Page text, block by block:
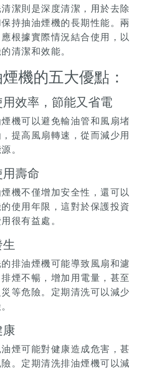
潔則是深度清潔，用於去除
持抽油煙機的長期性能。兩
根據實際情況結合使用，以
清潔和效能。
機的五大優點：
效率，節能又省電
機可以避免輸油管和風扇堵
提高風扇轉速，從而減少用
。
壽命
機不僅增加安全性，還可以
使用年限，這對於保護投資
很有益處。
排油煙機可能導致風扇和濾
煙不暢，增加用電量，甚至
等危險。定期清洗可以減少
康
煙可能對健康造成危害，甚
。定期清洗排油煙機可以減